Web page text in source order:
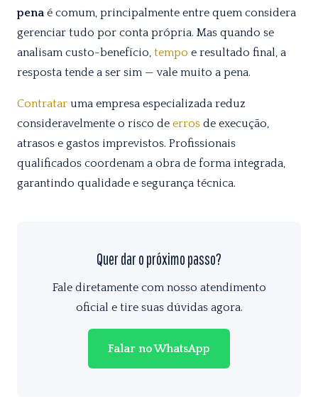
pena é comum, principalmente entre quem considera
gerenciar tudo por conta própria. Mas quando se
analisam custo-benefício, tempo e resultado final, a
resposta tende a ser sim — vale muito a pena.
Contratar uma empresa especializada reduz
consideravelmente o risco de erros de execução,
atrasos e gastos imprevistos. Profissionais
qualificados coordenam a obra de forma integrada,
garantindo qualidade e segurança técnica.
Quer dar o próximo passo?
Fale diretamente com nosso atendimento
oficial e tire suas dúvidas agora.
Falar no WhatsApp